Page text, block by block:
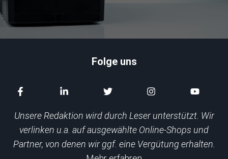
Folge uns
Unsere Redaktion wird durch Leser unterstützt. Wir
verlinken u.a. auf ausgewählte Online-Shops und
Partner, von denen wir ggf. eine Vergütung erhalten.